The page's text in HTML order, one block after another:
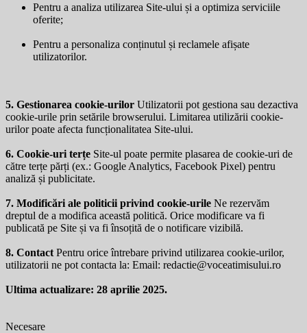
Pentru a analiza utilizarea Site-ului și a optimiza serviciile
oferite;
Pentru a personaliza conținutul și reclamele afișate
utilizatorilor.
5. Gestionarea cookie-urilor Utilizatorii pot gestiona sau dezactiva
cookie-urile prin setările browserului. Limitarea utilizării cookie-
urilor poate afecta funcționalitatea Site-ului.
6. Cookie-uri terțe Site-ul poate permite plasarea de cookie-uri de
către terțe părți (ex.: Google Analytics, Facebook Pixel) pentru
analiză și publicitate.
7. Modificări ale politicii privind cookie-urile Ne rezervăm
dreptul de a modifica această politică. Orice modificare va fi
publicată pe Site și va fi însoțită de o notificare vizibilă.
8. Contact Pentru orice întrebare privind utilizarea cookie-urilor,
utilizatorii ne pot contacta la: Email: redactie@voceatimisului.ro
Ultima actualizare: 28 aprilie 2025.
Necesare